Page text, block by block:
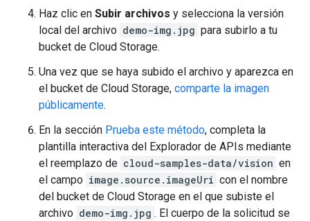
Haz clic en Subir archivos y selecciona la versión
local del archivo demo-img.jpg para subirlo a tu
bucket de Cloud Storage.
Una vez que se haya subido el archivo y aparezca en
el bucket de Cloud Storage, comparte la imagen
públicamente.
En la sección Prueba este método, completa la
plantilla interactiva del Explorador de APIs mediante
el reemplazo de cloud-samples-data/vision en
el campo image.source.imageUri con el nombre
del bucket de Cloud Storage en el que subiste el
archivo demo-img.jpg . El cuerpo de la solicitud se